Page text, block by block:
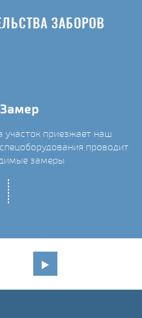
ЗАБОРОВ
Замер
участок приезжает наш
проводит
замеры